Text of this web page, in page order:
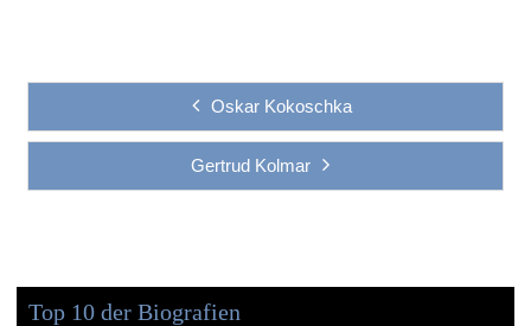
Oskar Kokoschka
Gertrud Kolmar
Top 10 der Biografien